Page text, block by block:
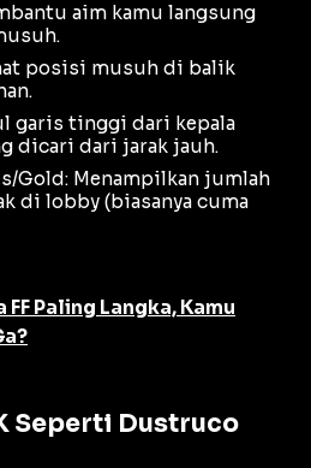
aim kamu langsung
posisi musuh di balik
garis tinggi dari kepala
dicari dari jarak jauh.
Gold: Menampilkan jumlah
di lobby (biasanya cuma
FF Paling Langka, Kamu
Seperti Dustruco